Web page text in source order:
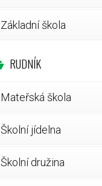
Základní škola
RUDNÍK
Mateřská škola
Školní jídelna
Školní družina